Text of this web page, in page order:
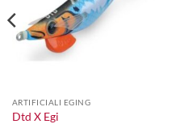
ARTIFICIALI EGING
Dtd X Egi